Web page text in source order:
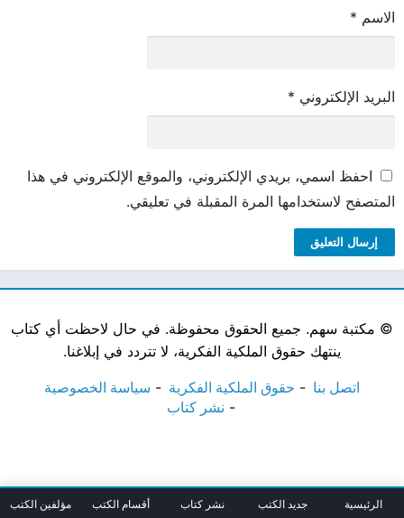
الاسم *
البريد الإلكتروني *
احفظ اسمي، بريدي الإلكتروني، والموقع الإلكتروني في هذا
المتصفح لاستخدامها المرة المقبلة في تعليقي.
© مكتبة سهم. جميع الحقوق محفوظة. في حال لاحظت أي كتاب
ينتهك حقوق الملكية الفكرية، لا تتردد في إبلاغنا.
اتصل بنا حقوق الملكية الفكرية
سياسة الخصوصية
نشر كتاب
الرئيسية جديد الكتب نشر كتاب أقسام الكتب مؤلفين الكتب